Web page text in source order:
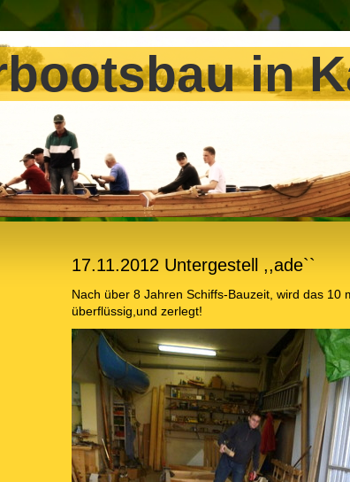
in
17.11.2012 Untergestell ,,ade``
Nach über 8 Jahren Schiffs-Bauzeit, wird das 10
überflüssig,und zerlegt!